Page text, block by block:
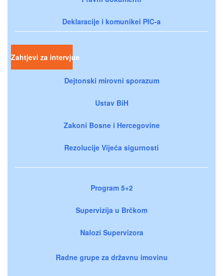
Deklaracije i komunikei PIC-a
Zahtjevi za intervjue
Dejtonski mirovni sporazum
Ustav BiH
Zakoni Bosne i Hercegovine
Rezolucije Vijeća sigurnosti
Program 5+2
Supervizija u Brčkom
Nalozi Supervizora
Radne grupe za državnu imovinu